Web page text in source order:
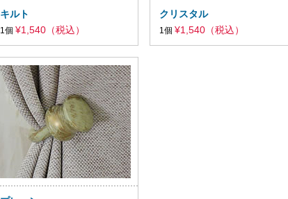
キルト
1個 ¥1,540（税込）
クリスタル
1個 ¥1,540（税込）